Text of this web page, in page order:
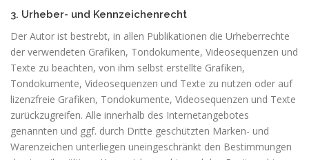
3. Urheber- und Kennzeichenrecht
Der Autor ist bestrebt, in allen Publikationen die Urheberrechte
der verwendeten Grafiken, Tondokumente, Videosequenzen und
Texte zu beachten, von ihm selbst erstellte Grafiken,
Tondokumente, Videosequenzen und Texte zu nutzen oder auf
lizenzfreie Grafiken, Tondokumente, Videosequenzen und Texte
zurückzugreifen. Alle innerhalb des Internetangebotes
genannten und ggf. durch Dritte geschützten Marken- und
Warenzeichen unterliegen uneingeschränkt den Bestimmungen